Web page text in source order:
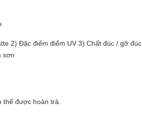
2) Đặc điểm điểm UV 3) Chất đúc / gỡ đúc
sơn
thể được hoàn trả.